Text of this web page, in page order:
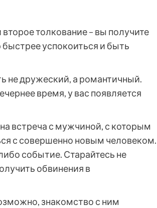
толкование – вы получите
успокоиться и быть
не дружеский, а романтичный.
время, у вас появляется
встреча с мужчиной, с которым
с совершенно новым человеком.
событие. Старайтесь не
обвинения в
знакомство с ним